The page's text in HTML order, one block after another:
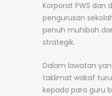
Korporat PWS dan
pengurusan
penuh muhibah
strategik.
Dalam lawatan
taklimat wakaf
kepada para guru